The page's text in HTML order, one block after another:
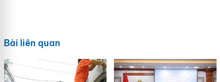
Bài liên quan